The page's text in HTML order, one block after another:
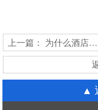
上一篇： 为什么酒店喜欢采用武汉不锈钢屏风做装饰？